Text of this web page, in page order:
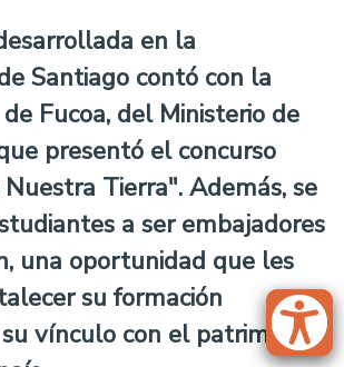
en la
Santiago contó con la
Fucoa, del Ministerio de
presentó el concurso
Tierra". Además, se
a ser embajadores
una oportunidad que les
su formación
vínculo con el patrimonio